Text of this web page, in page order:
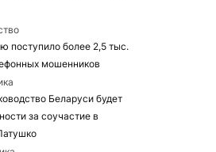
поступило более 2,5 тыс.
мошенников
Беларуси будет
за соучастие в